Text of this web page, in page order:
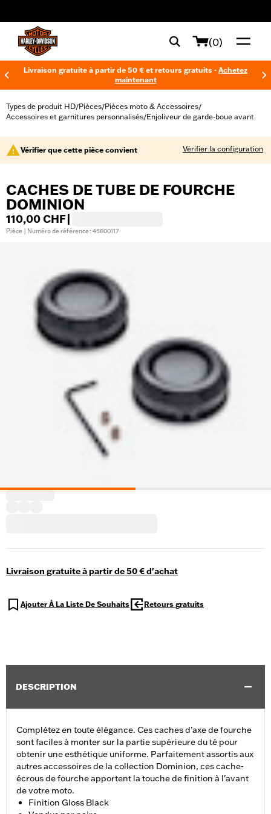
(0)
Livraison gratuite à partir de 50 € et retours gratuits - Achetez
maintenant
Types de produit HD/Pièces/Pièces moto & Accessoires/
Accessoires et garnitures personnalisés/Enjoliveur de garde-boue avant
Vérifier que cette pièce convient Vérifier la configuration
CACHES DE TUBE DE FOURCHE
DOMINION
110,00 CHF
Pièce | Numéro de référence : 45800117
Livraison gratuite à partir de 50 € d'achat
Ajouter À La Liste De Souhaits Retours gratuits
DESCRIPTION
Complétez en toute élégance. Ces caches d’axe de fourche
sont faciles à monter sur la partie supérieure du té pour
obtenir une esthétique uniforme. Parfaitement assortis aux
autres accessoires de la collection Dominion, ces cache-
écrous de fourche apportent la touche de finition à l'avant
de votre moto.
Finition Gloss Black